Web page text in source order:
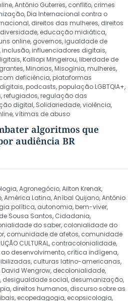
,Antônio Guterres, conflito, crimes
,Dia Internacional contra o
, direitos das mulheres, direitos
diversidade, educação midiática,
online, governos,igualdade de
,inclusão,influenciadores digitais,
,Kalliopi Mingeirou,liberdade de
,Minorias,Misoginia,mulheres,
deficiência,plataformas
,podcasts,população LGBTQIA+,
,refugiados,regulação das
digital, Solidariedade,violência,
,vítimas de abuso
algoritmos que
audiência BR
,Agronegócio,Ailton Krenak,
,América Latina,Aníbal Quijano,Antônio
política, autonomia,bem-viver,
Sousa Santos, Cidadania,
do saber, colonialidade do
, comunidade de afetos, comunidade
CULTURAL, contracolonialidade,
desenvolvimento, crítica indígena,
, culturas latino-americanas,
David Wengrow, decolonialidade,
, desigualdade social, desumanização,
, direitos humanos, discurso sobre as
, ecopedagogia, ecopsicologia,